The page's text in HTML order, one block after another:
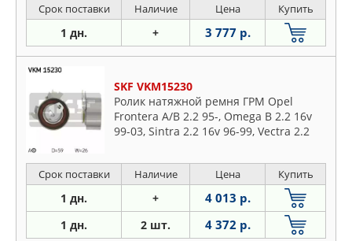
Срок поставки Наличие Цена Купить
1 дн. + 3 777 р.
SKF VKM15230
Ролик натяжной ремня ГРМ Opel
Frontera A/B 2.2 95-, Omega B 2.2 16v
99-03, Sintra 2.2 16v 96-99, Vectra 2.2
Срок поставки Наличие Цена Купить
1 дн. + 4 013 р.
1 дн. 2 шт. 4 372 р.